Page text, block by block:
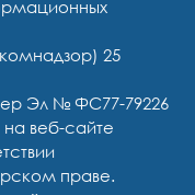
25
Эл № ФС77-79226
веб-сайте
праве.